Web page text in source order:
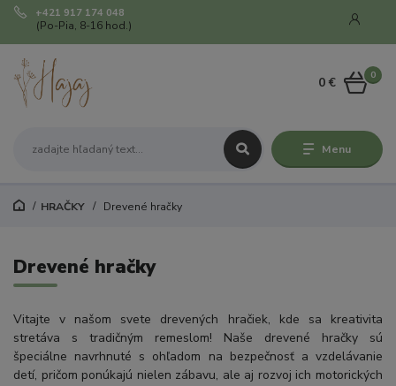
Menu
+421 917 174 048
(Po-Pia, 8-16 hod.)
0
0 €
HRAČKY Drevené hračky
Drevené hračky
Vitajte v našom svete drevených hračiek, kde sa kreativita
stretáva s tradičným remeslom! Naše drevené hračky sú
špeciálne navrhnuté s ohľadom na bezpečnosť a vzdelávanie
detí, pričom ponúkajú nielen zábavu, ale aj rozvoj ich motorických